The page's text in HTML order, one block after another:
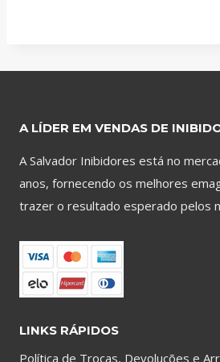
A LÍDER EM VENDAS DE
A Salvador Inibidores está no
anos, fornecendo os melhores
trazer o resultado esperado pelos
LINKS RÁPIDOS
Política de Trocas, Devoluções e